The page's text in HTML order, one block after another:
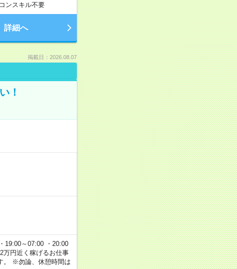
ンスキル不要
詳細へ
掲載日：2026.08.07
！
19:00～07:00 ・20:00
万円近く稼げるお仕事
。 ※勿論、休憩時間は